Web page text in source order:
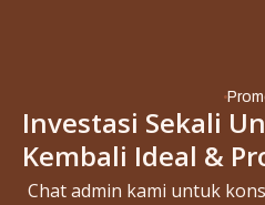
Investasi Sekali
Kembali Ideal &
Chat admin kami untuk